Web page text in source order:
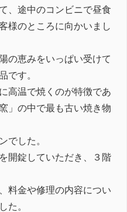
、途中のコンビニで昼食
様のところに向かいまし
の恵みをいっぱい受けて
です。
高温で焼くのが特徴であ
」の中で最も古い焼き物
でした。
開錠していただき、３階
料金や修理の内容につい
た。